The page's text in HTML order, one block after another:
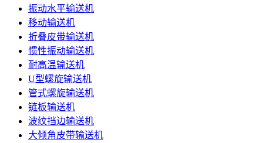
振动水平输送机
移动输送机
折叠皮带输送机
惯性振动输送机
耐高温输送机
U型螺旋输送机
管式螺旋输送机
链板输送机
波纹挡边输送机
大倾角皮带输送机